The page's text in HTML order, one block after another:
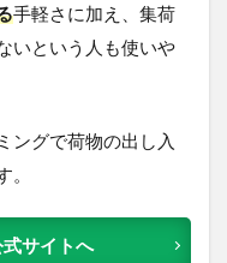
手軽さに加え、集荷
いという人も使いや
ングで荷物の出し入
サイトへ